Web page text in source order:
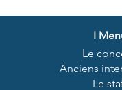
I
Le
Anciens
Le